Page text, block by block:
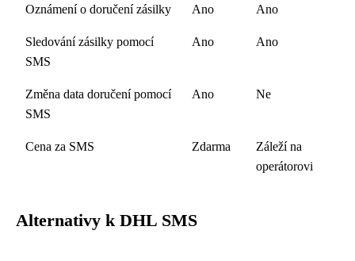
Oznámení o doručení zásilky Ano Ano
Sledování zásilky pomocí
SMS
Ano Ano
Změna data doručení pomocí
SMS
Ano Ne
Cena za SMS Zdarma
Záleží na
operátorovi
Alternativy k DHL SMS